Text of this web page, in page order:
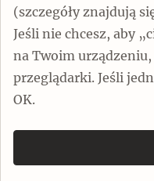
(szczegóły znajdują
Jeśli nie chcesz, aby
na Twoim
przeglądarki. Jeśli
OK.
Dofinansowano ze
Copyright